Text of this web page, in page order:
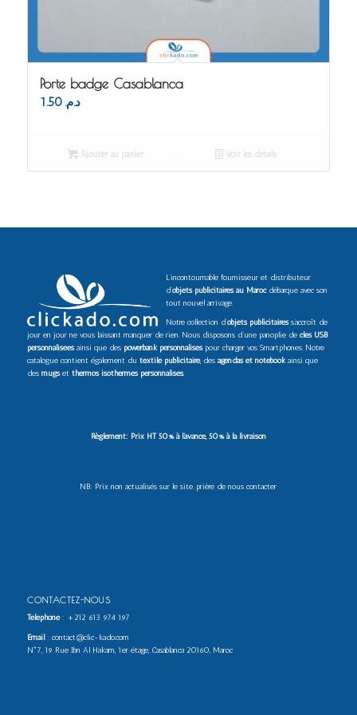
Porte badge Casablanca
د.م. 1.50
Ajouter au panier Voir les détails
L’incontournable fournisseur et distributeur
d’objets publicitaires au Marocdébarque avec son
tout nouvel arrivage.
Notre collection d’objets publicitairess’accroît de
jour en jour ne vous laissant manquer de rien. Nous disposons d’une panoplie de clés USB
personnaliséesainsi que des powerbank personnaliséspour charger vos Smartphones. Notre
catalogue contient également du textile publicitaire, des agendas et notebookainsi que
des mugset thermos isothermes personnalisés.
Règlement: Prix HT 50% à l’avance, 50% à la livraison
NB: Prix non actualisés sur le site. prière de nous contacter
CONTACTEZ-NOUS
Téléphone: +212 613 974 197
Email: contact@clic-kado.com
N°7, 19 Rue Ibn Al Hakam, 1er étage, Casablanca 20160, Maroc